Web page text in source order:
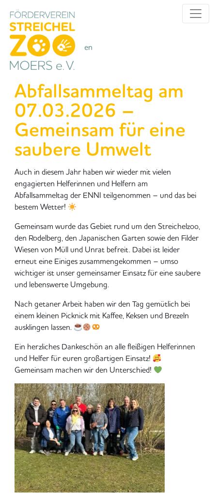
KategorienAlle Kategorien
Abfallsammeltag am
07.03.2026 –
Gemeinsam für eine
saubere Umwelt
Auch in diesem Jahr haben wir wieder mit vielen
engagierten Helferinnen und Helfern am
Abfallsammeltag der ENNI teilgenommen – und das bei
bestem Wetter!
Gemeinsam wurde das Gebiet rund um den Streichelzoo,
den Rodelberg, den Japanischen Garten sowie den Filder
Wiesen von Müll und Unrat befreit. Dabei ist leider
erneut eine Einiges zusammengekommen – umso
wichtiger ist unser gemeinsamer Einsatz für eine saubere
und lebenswerte Umgebung.
Nach getaner Arbeit haben wir den Tag gemütlich bei
einem kleinen Picknick mit Kaffee, Keksen und Brezeln
ausklingen lassen.
Ein herzliches Dankeschön an alle fleißigen Helferinnen
und Helfer für euren großartigen Einsatz!
Gemeinsam machen wir den Unterschied!